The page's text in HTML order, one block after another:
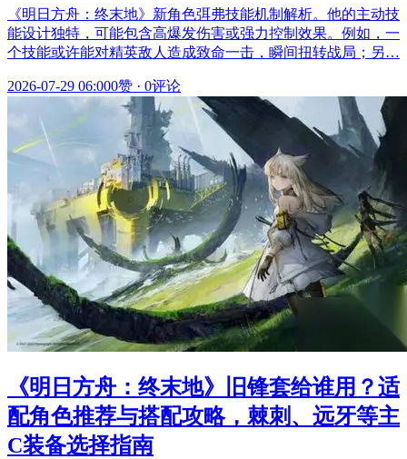
《明日方舟：终末地》新角色弭弗技能机制解析。他的主动技
能设计独特，可能包含高爆发伤害或强力控制效果。例如，一
个技能或许能对精英敌人造成致命一击，瞬间扭转战局；另…
2026-07-29 06:000赞 · 0评论
《明日方舟：终末地》旧锋套给谁用？适
配角色推荐与搭配攻略，棘刺、远牙等主
C装备选择指南